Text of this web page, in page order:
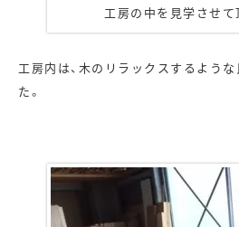
工房の中を見学させて
工房内は、木のリラックスするよう
た。